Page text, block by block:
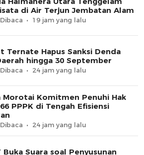
di Air Terjun Jembatan Alam
19 jam yang lalu
Ternate Hapus Sanksi Denda
hingga 30 September
24 jam yang lalu
Morotai Komitmen Penuhi Hak
PPPK di Tengah Efisiensi
24 jam yang lalu
Buka Suara soal Penyusunan